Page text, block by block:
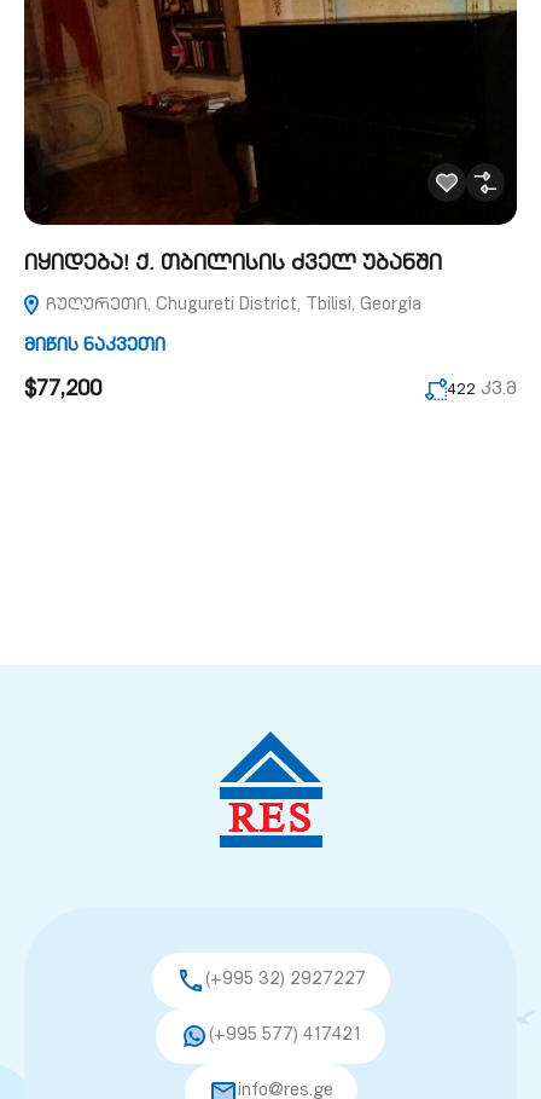
იყიდება! ქ. თბილისის ძველ უბანში
ჩუღურეთი, Chugureti District, Tbilisi, Georgia
მიწის ნაკვეთი
$77,200 422 კვ.მ
(+995 32) 2927227
(+995 577) 417421
info@res.ge